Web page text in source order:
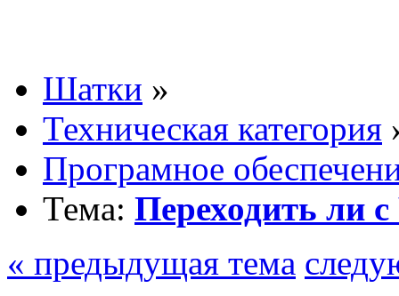
Шатки »
Техническая категория
Програмное
Тема: Переходить ли
« предыдущая тема